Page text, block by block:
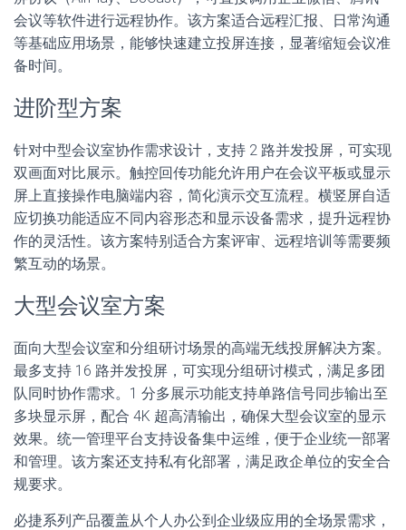
会议等软件进行远程协作。该方案适合远程汇报、日常沟通
等基础应用场景，能够快速建立投屏连接，显著缩短会议准
备时间。
进阶型方案
针对中型会议室协作需求设计，支持 2 路并发投屏，可实现
双画面对比展示。触控回传功能允许用户在会议平板或显示
屏上直接操作电脑端内容，简化演示交互流程。横竖屏自适
应切换功能适应不同内容形态和显示设备需求，提升远程协
作的灵活性。该方案特别适合方案评审、远程培训等需要频
繁互动的场景。
大型会议室方案
面向大型会议室和分组研讨场景的高端无线投屏解决方案。
最多支持 16 路并发投屏，可实现分组研讨模式，满足多团
队同时协作需求。1 分多展示功能支持单路信号同步输出至
多块显示屏，配合 4K 超高清输出，确保大型会议室的显示
效果。统一管理平台支持设备集中运维，便于企业统一部署
和管理。该方案还支持私有化部署，满足政企单位的安全合
规要求。
必捷系列产品覆盖从个人办公到企业级应用的全场景需求，